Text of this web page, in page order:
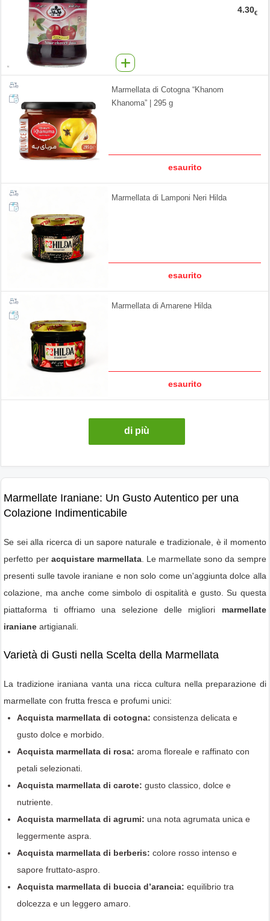
4.30€
Marmellata di Cotogna “Khanom
Khanoma” | 295 g
esaurito
Marmellata di Lamponi Neri Hilda
esaurito
Marmellata di Amarene Hilda
esaurito
di più
Marmellate Iraniane: Un Gusto Autentico per una
Colazione Indimenticabile
Se sei alla ricerca di un sapore naturale e tradizionale, è il momento
perfetto per acquistare marmellata. Le marmellate sono da sempre
presenti sulle tavole iraniane e non solo come un'aggiunta dolce alla
colazione, ma anche come simbolo di ospitalità e gusto. Su questa
piattaforma ti offriamo una selezione delle migliori marmellate
iraniane artigianali.
Varietà di Gusti nella Scelta della Marmellata
La tradizione iraniana vanta una ricca cultura nella preparazione di
marmellate con frutta fresca e profumi unici:
Acquista marmellata di cotogna: consistenza delicata e
gusto dolce e morbido.
Acquista marmellata di rosa: aroma floreale e raffinato con
petali selezionati.
Acquista marmellata di carote: gusto classico, dolce e
nutriente.
Acquista marmellata di agrumi: una nota agrumata unica e
leggermente aspra.
Acquista marmellata di berberis: colore rosso intenso e
sapore fruttato-aspro.
Acquista marmellata di buccia d’arancia: equilibrio tra
dolcezza e un leggero amaro.